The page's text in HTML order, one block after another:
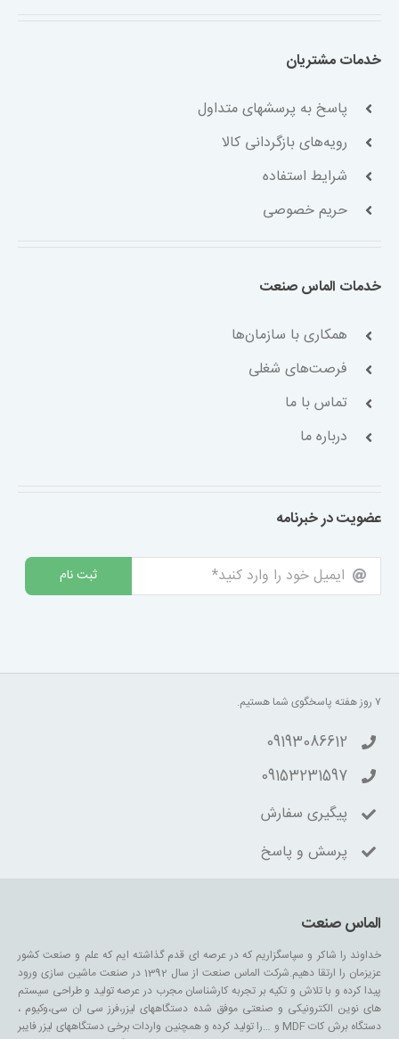
خدمات مشتریان
پاسخ به پرسشهای متداول
رویه‌های بازگردانی کالا
شرایط استفاده
حریم خصوصی
خدمات الماس صنعت
همکاری با سازمان‌ها
فرصت‌های شغلی
تماس با ما
درباره ما
عضویت در خبرنامه
ثبت نام
۷ روز هفته پاسخگوی شما هستیم.
09193086612
09153231597
پیگیری سفارش
پرسش و پاسخ
الماس صنعت
خداوند را شاکر و سپاسگزاریم که در عرصه ای قدم گذاشته ایم که علم و صنعت کشور
عزیزمان را ارتقا دهیم.شرکت الماس صنعت از سال 1392 در صنعت ماشین سازی ورود
پیدا کرده و با تلاش و تکیه بر تجربه کارشناسان مجرب در عرصه تولید و طراحی سیستم
های نوین الکترونیکی و صنعتی موفق شده دستگاههای لیزر،فرز سی ان سی،وکیوم ،
دستگاه برش کات MDF و …را تولید کرده و همچنین واردات برخی دستگاههای لیزر فایبر